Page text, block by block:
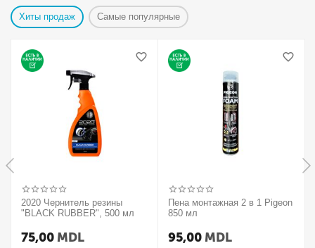
Хиты продаж Самые популярные
2020 Чернитель резины
"BLACK RUBBER", 500 мл
75,00 MDL
Пена монтажная 2 в 1 Pigeon
850 мл
95,00 MDL